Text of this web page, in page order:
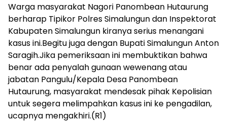
Warga masyarakat Nagori Panombean Hutaurung
berharap Tipikor Polres Simalungun dan Inspektorat
Kabupaten Simalungun kiranya serius menangani
kasus ini.Begitu juga dengan Bupati Simalungun Anton
Saragih.Jika pemeriksaan ini membuktikan bahwa
benar ada penyalah gunaan wewenang atau
jabatan Pangulu/Kepala Desa Panombean
Hutaurung, masyarakat mendesak pihak Kepolisian
untuk segera melimpahkan kasus ini ke pengadilan,
ucapnya mengakhiri.(R1)